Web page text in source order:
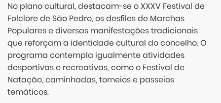
No plano cultural, destacam-se o XXXV Festival de
Folclore de São Pedro, os desfiles de Marchas
Populares e diversas manifestações tradicionais
que reforçam a identidade cultural do concelho. O
programa contempla igualmente atividades
desportivas e recreativas, como o Festival de
Natação, caminhadas, torneios e passeios
temáticos.